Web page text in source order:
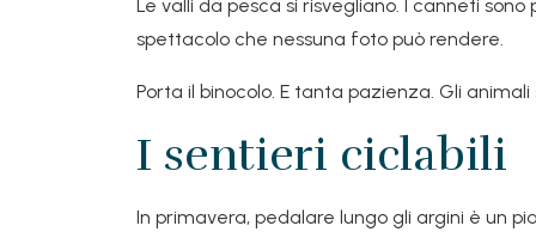
Le valli da pesca si risvegliano. I canneti
spettacolo che nessuna foto può rendere.
Porta il binocolo. E tanta pazienza. Gli
I sentieri ciclabili
In primavera, pedalare lungo gli argini è un